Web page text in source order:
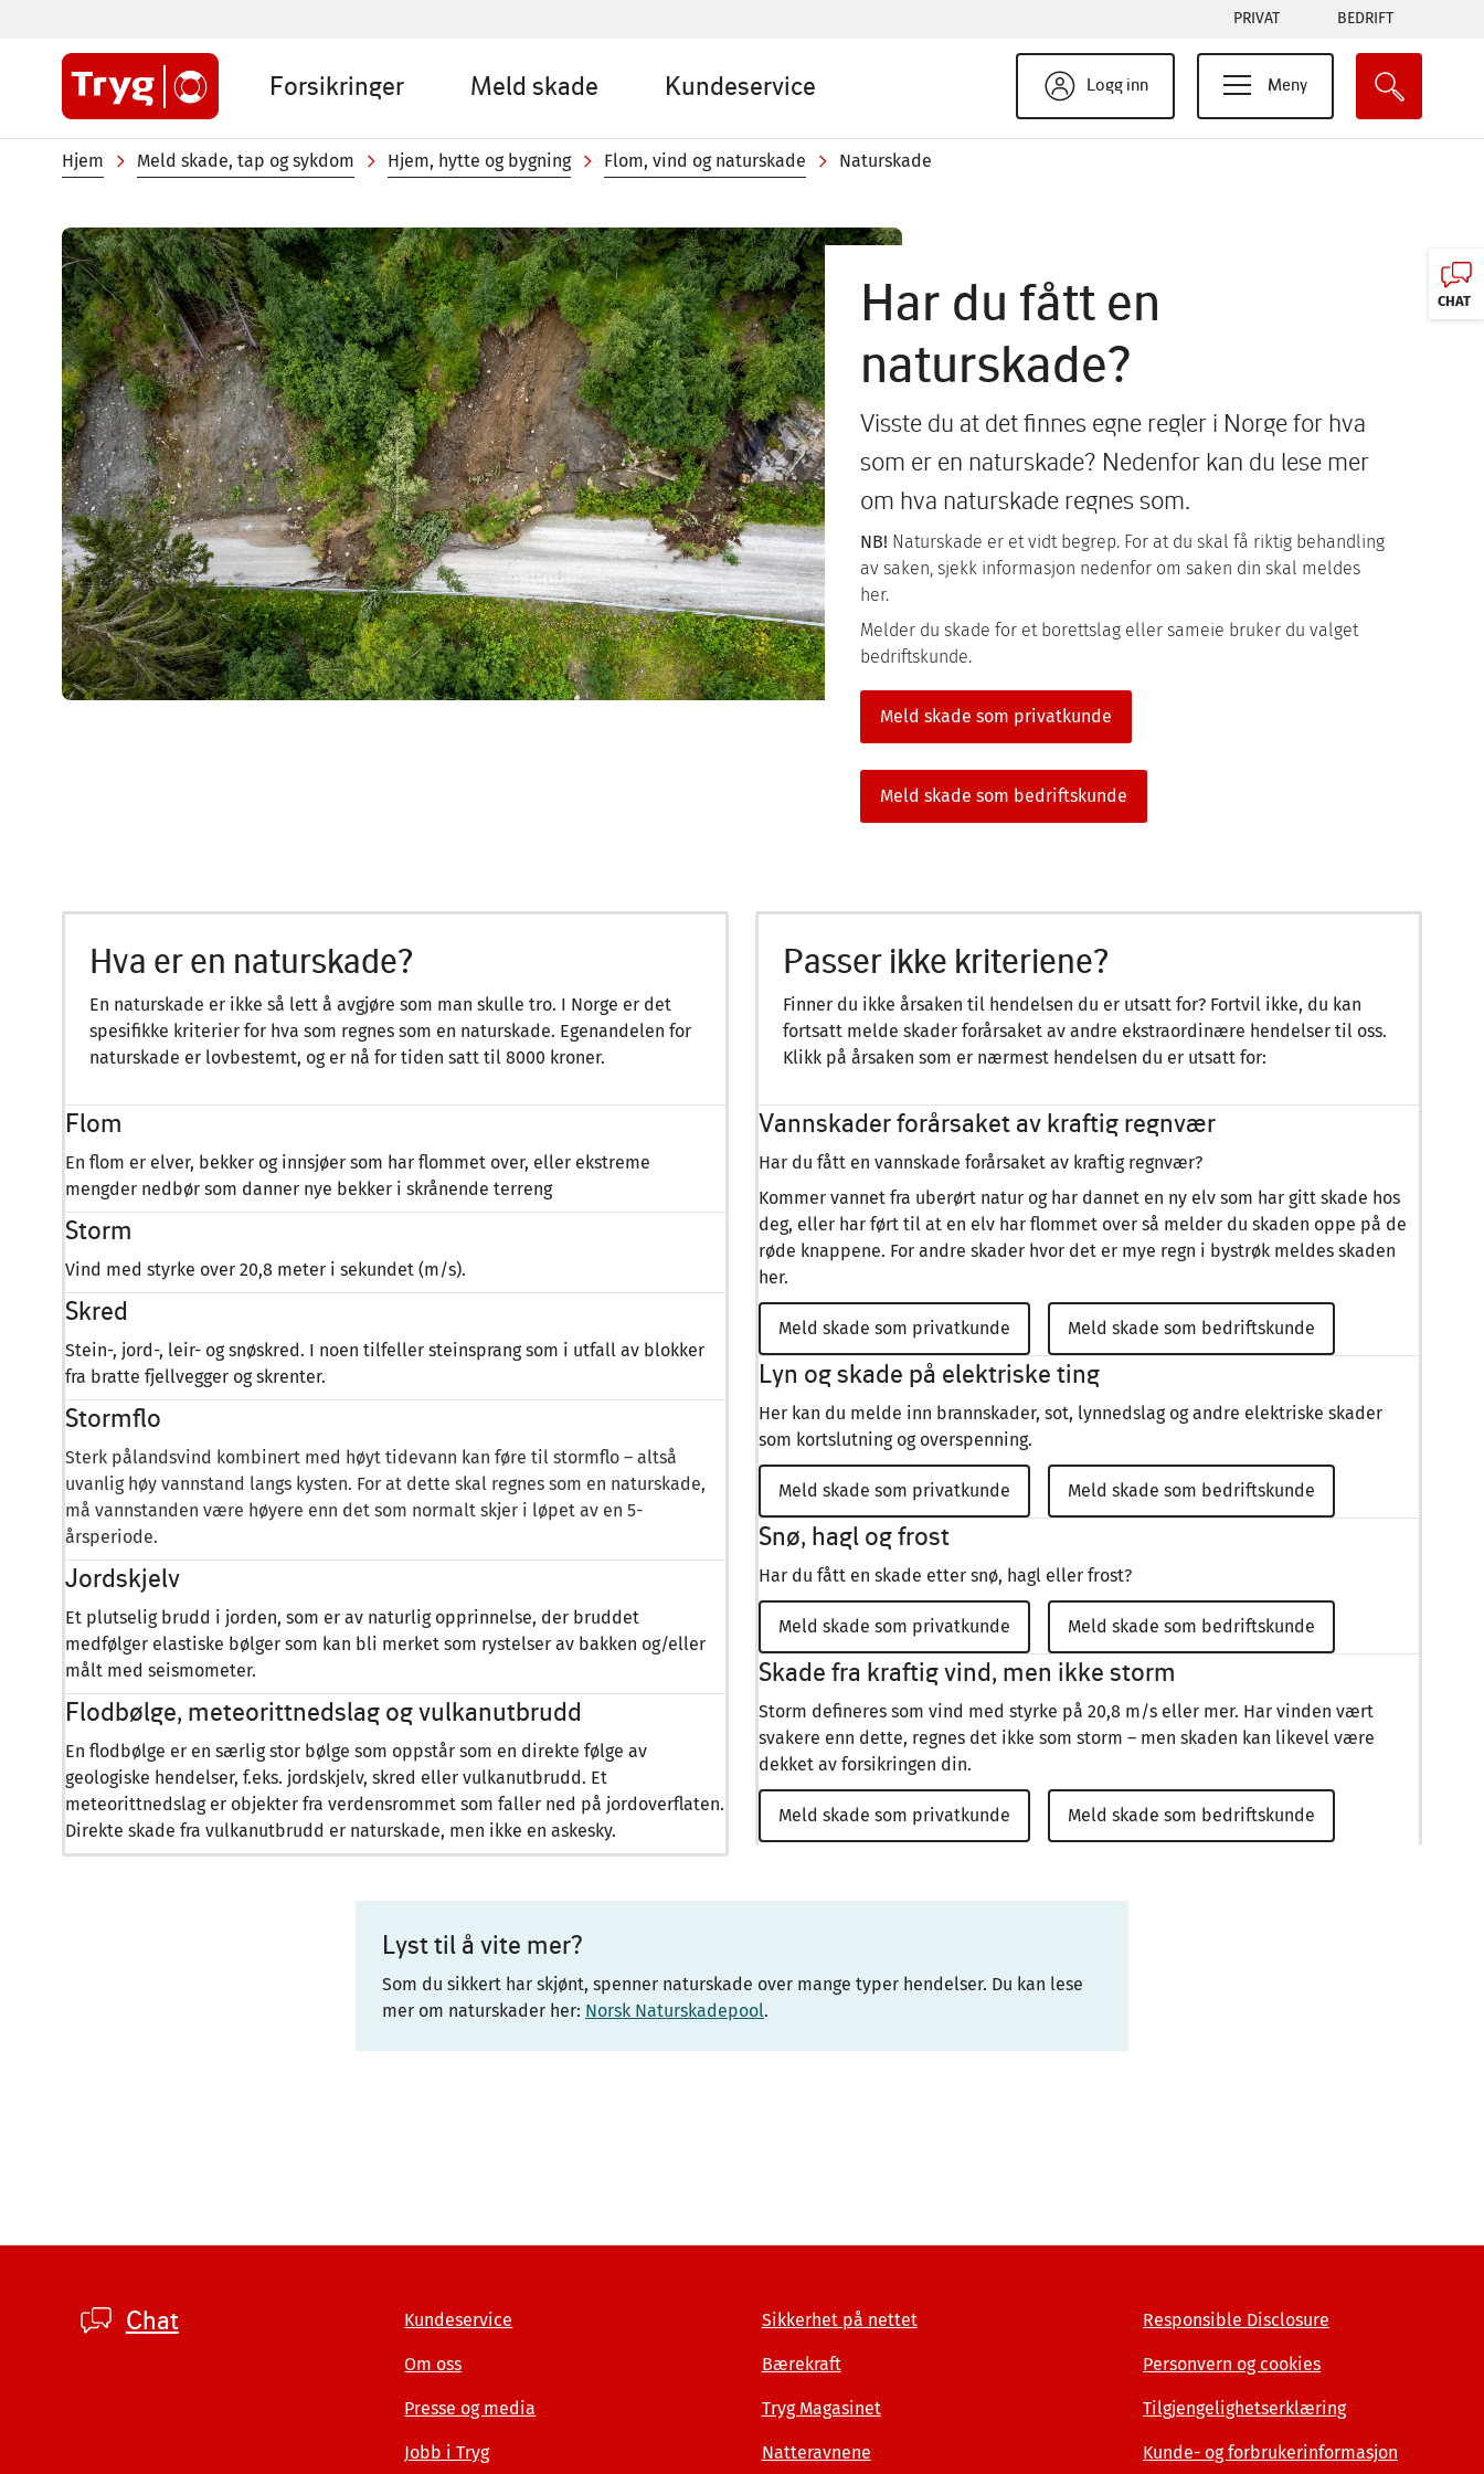
hovedinnhold
Tabs
menu
PRIVAT BEDRIFT
Sub
Private
Forsikringer Meld skade Kundeservice Logg inn Meny
Navigasjonssti
Hjem Meld skade, tap og sykdom Hjem, hytte og bygning Flom, vind og naturskade Naturskade
Image
Har du fått en
naturskade?
Visste du at det finnes egne regler i Norge for hva
som er en naturskade? Nedenfor kan du lese mer
om hva naturskade regnes som.
NB! Naturskade er et vidt begrep. For at du skal få riktig behandling
av saken, sjekk informasjon nedenfor om saken din skal meldes
her.
Melder du skade for et borettslag eller sameie bruker du valget
bedriftskunde.
Meld skade som privatkunde
Meld skade som bedriftskunde
Hva er en naturskade?
En naturskade er ikke så lett å avgjøre som man skulle tro. I Norge er det
spesifikke kriterier for hva som regnes som en naturskade. Egenandelen for
naturskade er lovbestemt, og er nå for tiden satt til 8000 kroner.
Flom
En flom er elver, bekker og innsjøer som har flommet over, eller ekstreme
mengder nedbør som danner nye bekker i skrånende terreng
Storm
Vind med styrke over 20,8 meter i sekundet (m/s).
Skred
Stein-, jord-, leir- og snøskred. I noen tilfeller steinsprang som i utfall av blokker
fra bratte fjellvegger og skrenter.
Stormflo
Sterk pålandsvind kombinert med høyt tidevann kan føre til stormflo – altså
uvanlig høy vannstand langs kysten. For at dette skal regnes som en naturskade,
må vannstanden være høyere enn det som normalt skjer i løpet av en 5-
årsperiode.
Jordskjelv
Et plutselig brudd i jorden, som er av naturlig opprinnelse, der bruddet
medfølger elastiske bølger som kan bli merket som rystelser av bakken og/eller
målt med seismometer.
Flodbølge, meteorittnedslag og vulkanutbrudd
En flodbølge er en særlig stor bølge som oppstår som en direkte følge av
geologiske hendelser, f.eks. jordskjelv, skred eller vulkanutbrudd. Et
meteorittnedslag er objekter fra verdensrommet som faller ned på jordoverflaten.
Direkte skade fra vulkanutbrudd er naturskade, men ikke en askesky.
Passer ikke kriteriene?
Finner du ikke årsaken til hendelsen du er utsatt for? Fortvil ikke, du kan
fortsatt melde skader forårsaket av andre ekstraordinære hendelser til oss.
Klikk på årsaken som er nærmest hendelsen du er utsatt for:
Vannskader forårsaket av kraftig regnvær
Har du fått en vannskade forårsaket av kraftig regnvær?
Kommer vannet fra uberørt natur og har dannet en ny elv som har gitt skade hos
deg, eller har ført til at en elv har flommet over så melder du skaden oppe på de
røde knappene. For andre skader hvor det er mye regn i bystrøk meldes skaden
her.
Meld skade som privatkunde Meld skade som bedriftskunde
Lyn og skade på elektriske ting
Her kan du melde inn brannskader, sot, lynnedslag og andre elektriske skader
som kortslutning og overspenning.
Meld skade som privatkunde Meld skade som bedriftskunde
Snø, hagl og frost
Har du fått en skade etter snø, hagl eller frost?
Meld skade som privatkunde Meld skade som bedriftskunde
Skade fra kraftig vind, men ikke storm
Storm defineres som vind med styrke på 20,8 m/s eller mer. Har vinden vært
svakere enn dette, regnes det ikke som storm – men skaden kan likevel være
dekket av forsikringen din.
Meld skade som privatkunde Meld skade som bedriftskunde
Lyst til å vite mer?
Som du sikkert har skjønt, spenner naturskade over mange typer hendelser. Du kan lese
mer om naturskader her: Norsk Naturskadepool.
CHAT
Footer
Chat Kundeservice
Om oss
Presse og media
Jobb i Tryg
Sikkerhet på nettet
Bærekraft
Tryg Magasinet
Natteravnene
Responsible Disclosure
Personvern og cookies
Tilgjengelighetserklæring
Kunde- og forbrukerinformasjon